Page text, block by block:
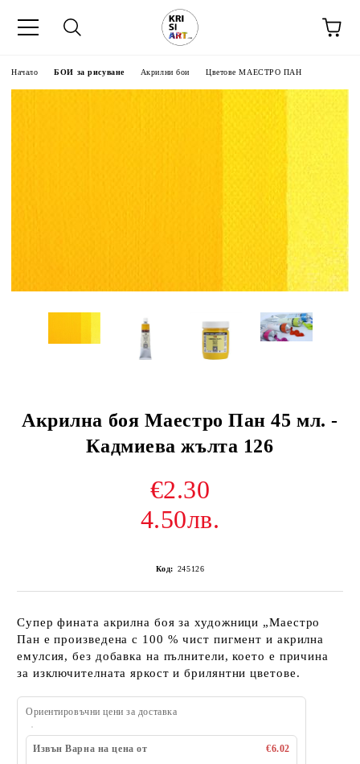
Начало БОИ за рисуване Акрилни бои Цветове МАЕСТРО ПАН
Акрилна боя Маестро Пан 45 мл. -
Кадмиева жълта 126
€2.30
4.50лв.
Код: 245126
Супер фината акрилна боя за художници „Маестро
Пан е произведена с 100 % чист пигмент и акрилна
емулсия, без добавка на пълнители, което е причина
за изключителната яркост и брилянтни цветове.
Ориентировъчни цени за доставка
Извън Варна на цена от
€6.02